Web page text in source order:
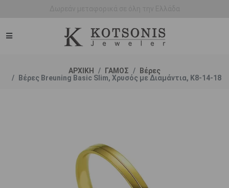
ΑΡΧΙΚΗ ΓΑΜΟΣ
Βέρες
Βέρες Breuning Basic Slim, Χρυσός με Διαμάντια, Κ8-14-18